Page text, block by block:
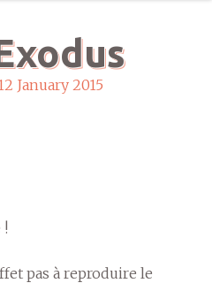
January 2015
!
pas à reproduire le